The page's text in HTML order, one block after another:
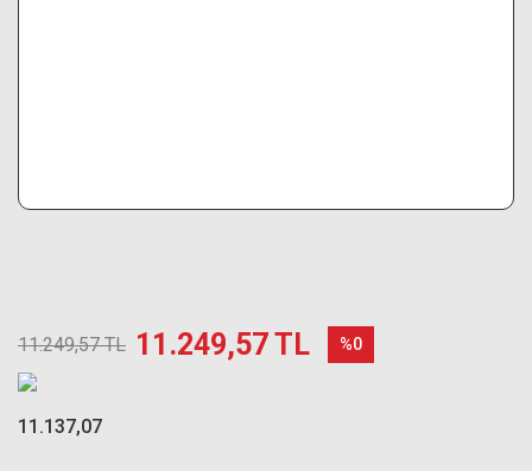
11.249,57 TL 11.249,57 TL %0
11.137,07